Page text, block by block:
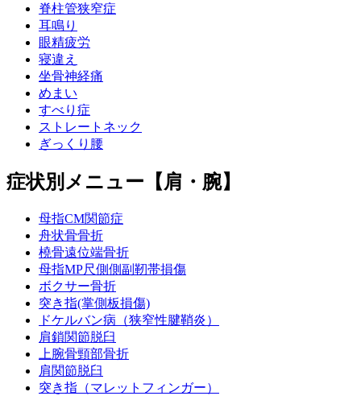
脊柱管狭窄症
耳鳴り
眼精疲労
寝違え
坐骨神経痛
めまい
すべり症
ストレートネック
ぎっくり腰
症状別メニュー【肩・腕】
母指CM関節症
舟状骨骨折
橈骨遠位端骨折
母指MP尺側側副靭帯損傷
ボクサー骨折
突き指(掌側板損傷)
ドケルバン病（狭窄性腱鞘炎）
肩鎖関節脱臼
上腕骨頸部骨折
肩関節脱臼
突き指（マレットフィンガー）